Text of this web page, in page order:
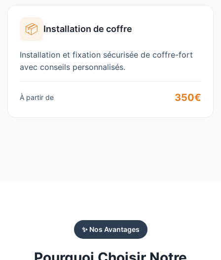
📦 Installation de coffre
Installation et fixation sécurisée de coffre-fort
avec conseils personnalisés.
À partir de 350€
✨ Nos Avantages